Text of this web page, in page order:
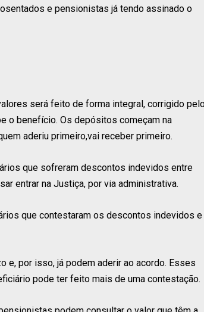
e pensionistas já tendo assinado o
será feito de forma integral, corrigido
o benefício. Os depósitos começam na
aderiu primeiro,vai receber primeiro.
que sofreram descontos indevidos entre
entrar na Justiça, por via administrativa.
que contestaram os descontos indevidos e
e, por isso, já podem aderir ao acordo. Esses
pode ter feito mais de uma contestação.